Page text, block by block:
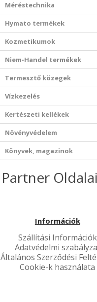
Méréstechnika
Hymato termékek
Kozmetikumok
Niem-Handel termékek
Termesztő közegek
Vízkezelés
Kertészeti kellékek
Növényvédelem
Könyvek, magazinok
Partner
Információk
Szállítási Információk
Adatvédelmi
Általános Szerződési
Cookie-k használata